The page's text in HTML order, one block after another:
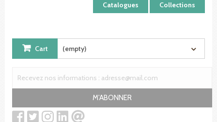
Catalogues Collections
Cart (empty)
M'ABONNER